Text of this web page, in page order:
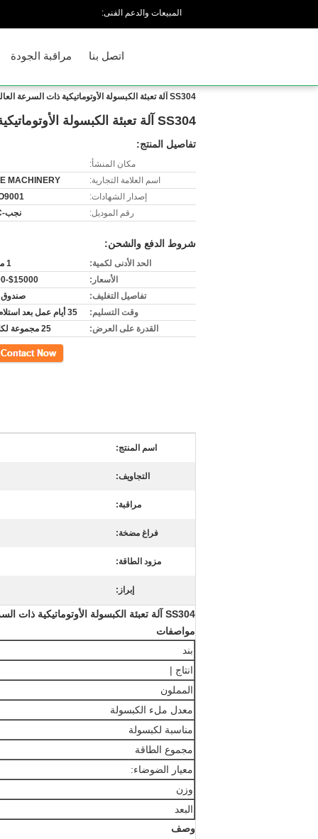
المبيعات والدعم الفنى:
مراقبة الجودة اتصل بنا
SS304 آلة تعبئة الكبسولة الأوتوماتيكية ذات السرعة العالية للإخراج 72000 كبسولة في الساعة
SS304 آلة تعبئة الكبسولة الأوتوماتيكية ذات السرعة العالية للإخراج 72000 كبسولة في الساعة
تفاصيل المنتج:
مكان المنشأ:
اسم العلامة التجارية:
MACHINERY
إصدار الشهادات:
رقم الموديل:
نجب-1200C
شروط الدفع والشحن:
الحد الأدنى لكمية:
1 مجموعة
الأسعار:
$15000-$30000
تفاصيل التغليف:
وقت التسليم:
35 أيام عمل بعد استلام المبلغ
القدرة على العرض:
25 مجموعة لكلّ شهر
اتصل
اسم المنتج:
التجاويف:
مراقبة:
فراغ مضخة:
مزود الطاقة:
إبراز:
SS304 آلة تعبئة الكبسولة الأوتوماتيكية ذات السرعة العالية للإخراج 72000 كبسولة في الساعة
مواصفات
بند
انتاج |
المملون
معدل ملء الكبسولة
مناسبة لكبسولة
مجموع الطاقة
معيار الضوضاء:
وزن
البعد
وصف